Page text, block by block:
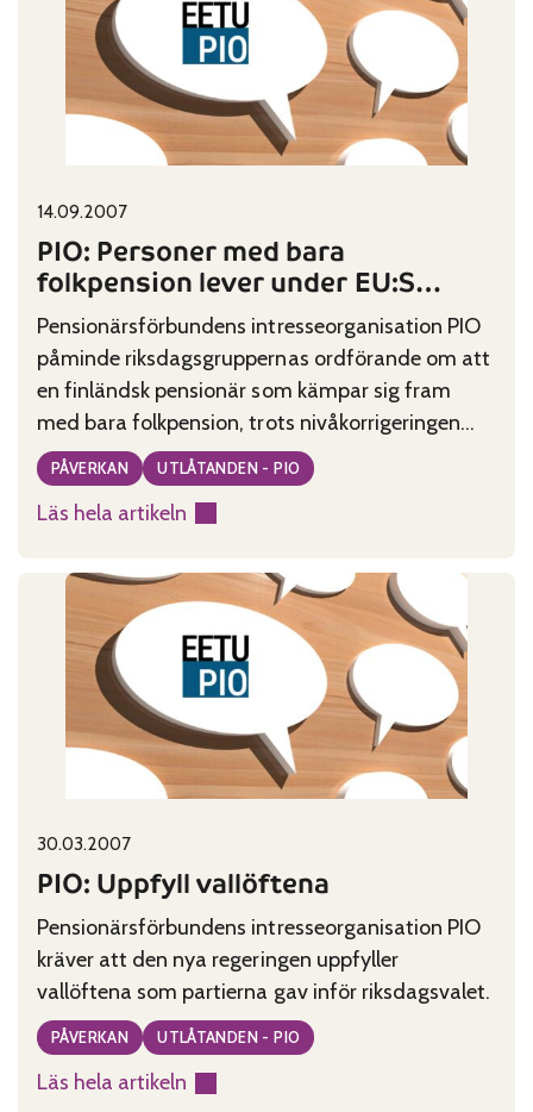
kvalitetsövervakare
Published on:
14.09.2007
PIO: Personer med bara
folkpension lever under EU:S
fattigdomsgräns
Pensionärsförbundens intresseorganisation PIO
påminde riksdagsgruppernas ordförande om att
en finländsk pensionär som kämpar sig fram
med bara folkpension, trots nivåkorrigeringen
fortfarande lever på en inkomst som rejält
understiger den av EU fastställda
fattigdomsgränsen.
Categories:
PÅVERKAN UTLÅTANDEN - PIO
Läs hela artikeln
:
Personer
bara
folkpension
under
Published on:
30.03.2007
PIO: Uppfyll vallöftena
Pensionärsförbundens intresseorganisation PIO
kräver att den nya regeringen uppfyller
vallöftena som partierna gav inför riksdagsvalet.
Categories:
PÅVERKAN UTLÅTANDEN - PIO
Läs hela artikeln
: